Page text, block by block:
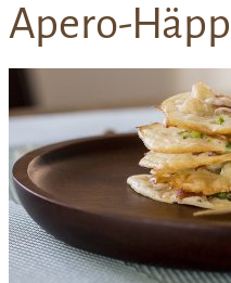
Apero-